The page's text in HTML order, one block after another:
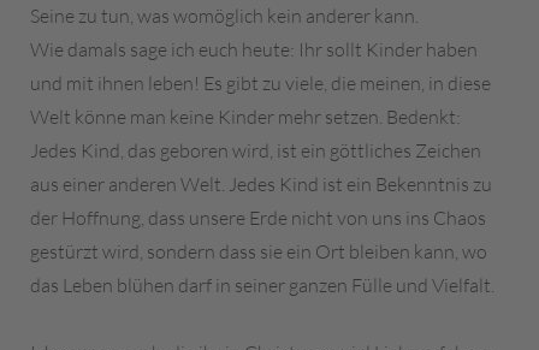
Seine zu tun, was womöglich kein anderer kann.
Wie damals sage ich euch heute: Ihr sollt Kinder haben
und mit ihnen leben! Es gibt zu viele, die meinen, in diese
Welt könne man keine Kinder mehr setzen. Bedenkt:
Jedes Kind, das geboren wird, ist ein göttliches Zeichen
aus einer anderen Welt. Jedes Kind ist ein Bekenntnis zu
der Hoffnung, dass unsere Erde nicht von uns ins Chaos
gestürzt wird, sondern dass sie ein Ort bleiben kann, wo
das Leben blühen darf in seiner ganzen Fülle und Vielfalt.